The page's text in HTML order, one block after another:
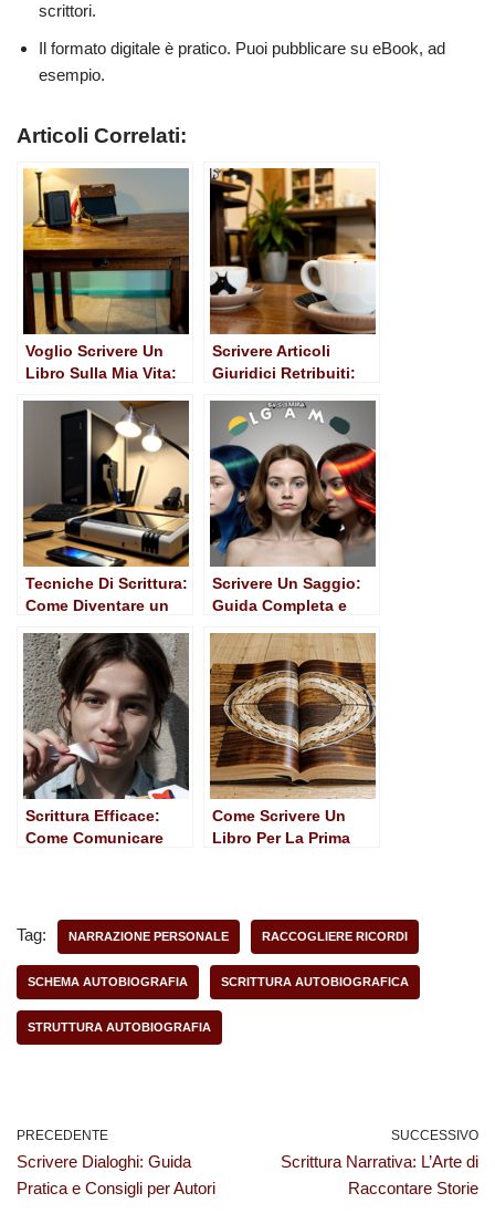
scrittori.
Il formato digitale è pratico. Puoi pubblicare su eBook, ad
esempio.
Articoli Correlati:
Voglio Scrivere Un
Libro Sulla Mia Vita:
Scrittura
Autobiografica
Scrivere Articoli
Giuridici Retribuiti:
Tecniche Di Scrittura:
Come Diventare un
Scrivere Un Saggio:
Guida Completa e
Scrittura Efficace:
Come Comunicare
Come Scrivere Un
Libro Per La Prima
Tag: NARRAZIONE PERSONALE RACCOGLIERE RICORDI
SCHEMA AUTOBIOGRAFIA SCRITTURA AUTOBIOGRAFICA
STRUTTURA AUTOBIOGRAFIA
PRECEDENTE
Scrivere Dialoghi: Guida
Pratica e Consigli per Autori
SUCCESSIVO
Scrittura Narrativa: L’Arte di
Raccontare Storie